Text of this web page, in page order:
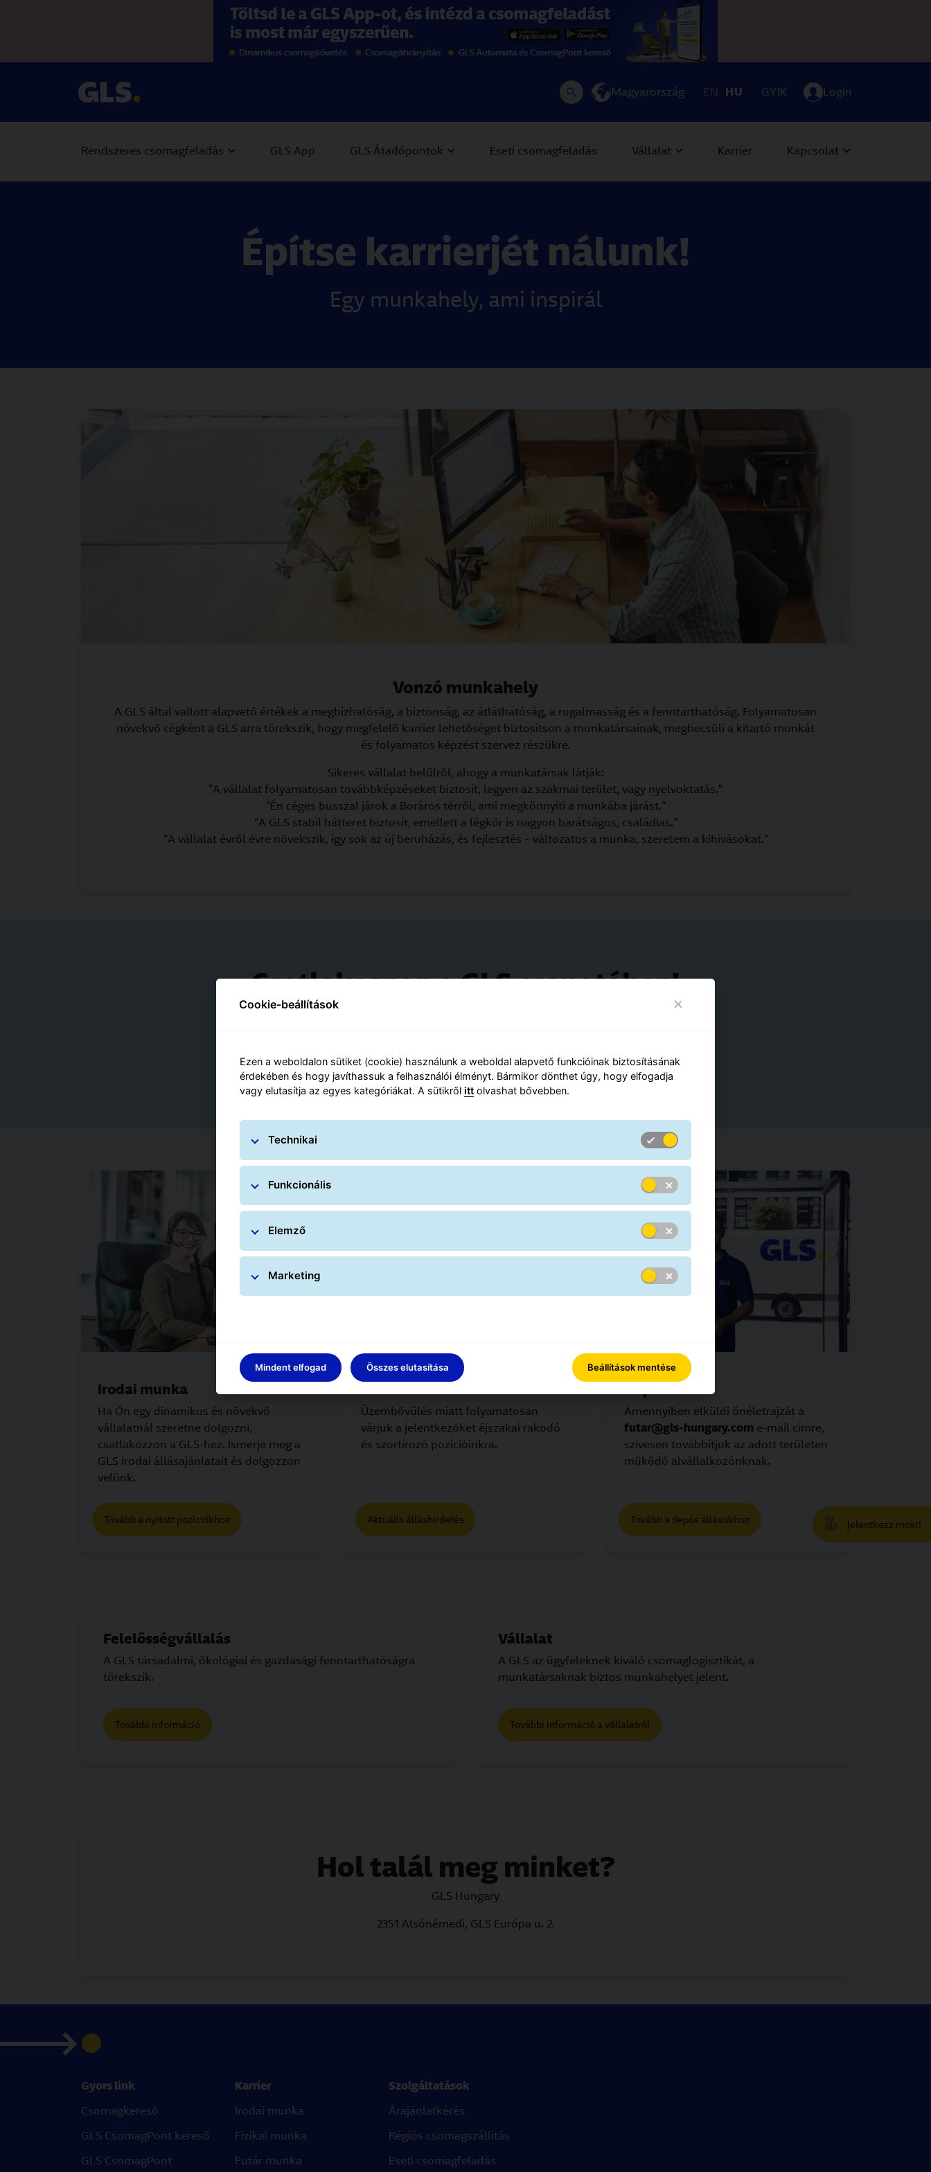
Magyarország EN HU GYIK Login
Rendszeres csomagfeladás GLS App GLS Átadópontok Eseti csomagfeladás Vállalat Karrier Kapcsolat
Építse karrierjét nálunk!
Egy munkahely, ami inspirál
Vonzó munkahely
A GLS által vallott alapvető értékek a megbízhatóság, a biztonság, az átláthatóság, a rugalmasság és a fenntarthatóság. Folyamatosan
növekvő cégként a GLS arra törekszik, hogy megfelelő karrier lehetőséget biztosítson a munkatársainak, megbecsüli a kitartó munkát
és folyamatos képzést szervez részükre.
Sikeres vállalat belülről, ahogy a munkatársak látják:
"A vállalat folyamatosan továbbképzéseket biztosít, legyen az szakmai terület, vagy nyelvoktatás."
"Én céges busszal járok a Boráros térről, ami megkönnyíti a munkába járást."
"A GLS stabil hátteret biztosít, emellett a légkör is nagyon barátságos, családias."
"A vállalat évről évre növekszik, így sok az új beruházás, és fejlesztés – változatos a munka, szeretem a kihívásokat."
Csatlakozzon a GLS csapatához!
Nyitott pocíziók
Irodai munka
Ha Ön egy dinamikus és növekvő
vállalatnál szeretne dolgozni,
csatlakozzon a GLS-hez. Ismerje meg a
GLS irodai állásajánlatait és dolgozzon
velünk.
Tovább a nyitott pozíciókhoz
Üzembővülés miatt folyamatosan
várjuk a jelentkezőket éjszakai rakodó
és szortírozó pozícióinkra.
Aktuális álláshirdetés
Depó állások
Amennyiben elküldi önéletrajzát a
futar@gls-hungary.com e-mail címre,
szívesen továbbítjuk az adott területen
működő alvállalkozónknak.
Tovább a depós állásokhoz
Felelősségvállalás
A GLS társadalmi, ökológiai és gazdasági fenntarthatóságra
törekszik.
További információ
Vállalat
A GLS az ügyfeleknek kiváló csomaglogisztikát, a
munkatársaknak biztos munkahelyet jelent.
További információ a vállalatról
Hol talál meg minket?
GLS Hungary
2351 Alsónémedi, GLS Európa u. 2.
Visit https://gls-group.com/HU/Rendszeres-csomagfelad%C3%A1s/GLS-App/
Visit https://gls-group.eu/HU/hu/rendszeres-csomagfeladas/gls-app/
Jelentkezz most!
Gyors link
Csomagkereső
GLS CsomagPont kereső
GLS CsomagPont
Karrier
Irodai munka
Fizikai munka
Futár munka
Szolgáltatások
Árajánlatkérés
Régiós csomagszállítás
Eseti csomagfeladás
Cookie-beállítások
Ezen a weboldalon sütiket (cookie) használunk a weboldal alapvető funkcióinak biztosításának
érdekében és hogy javíthassuk a felhasználói élményt. Bármikor dönthet úgy, hogy elfogadja
vagy elutasítja az egyes kategóriákat. A sütikről ittolvashat bővebben.
Technikai
Funkcionális
Elemző
Marketing
Mindent elfogad Összes elutasítása Beállítások mentése